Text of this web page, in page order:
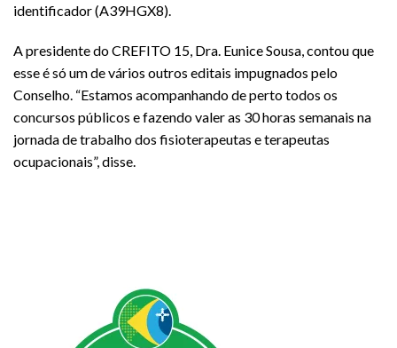
identificador (A39HGX8).
A presidente do CREFITO 15, Dra. Eunice Sousa, contou que
esse é só um de vários outros editais impugnados pelo
Conselho. “Estamos acompanhando de perto todos os
concursos públicos e fazendo valer as 30 horas semanais na
jornada de trabalho dos fisioterapeutas e terapeutas
ocupacionais”, disse.